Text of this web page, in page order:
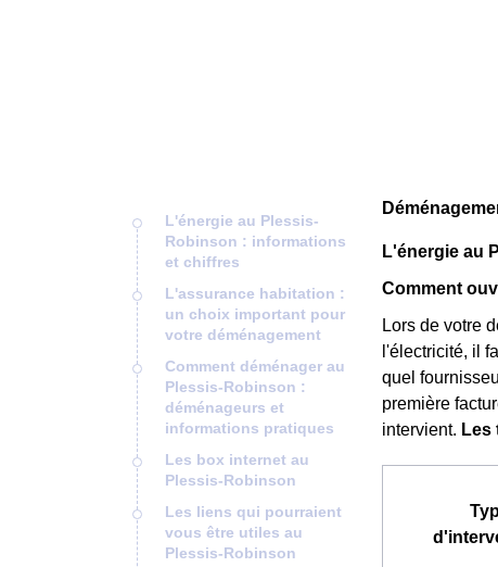
L'énergie au Plessis-
Robinson : informations
et chiffres
L'assurance habitation :
un choix important pour
votre déménagement
Comment déménager au
Plessis-Robinson :
déménageurs et
informations pratiques
Les box internet au
Plessis-Robinson
Les liens qui pourraient
vous être utiles au
Plessis-Robinson
L'énergie au
Comment
Lors de votre
l'électricité, il
quel
première
intervient. Les